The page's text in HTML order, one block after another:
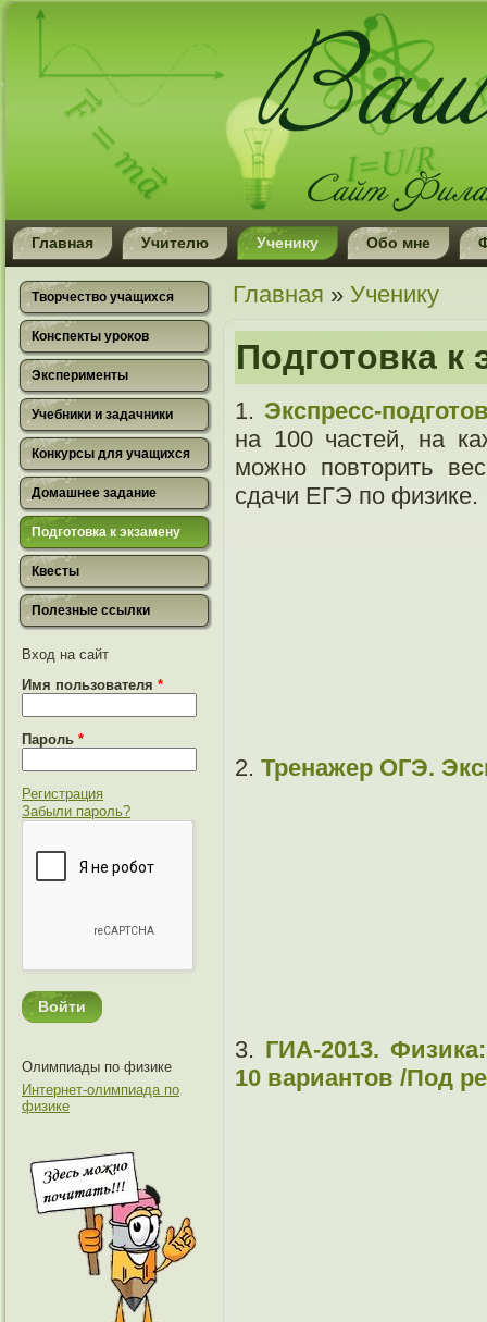
Главная Учителю Ученику Обо мне
Творчество учащихся
Конспекты уроков
Эксперименты
Учебники и задачники
Конкурсы для учащихся
Домашнее задание
Подготовка к экзамену
Квесты
Полезные ссылки
Вход на сайт
Имя пользователя *
Пароль *
Регистрация
Забыли пароль?
Олимпиады по физике
Интернет-олимпиада по
физике
Вы здесь
Главная »Ученику
Подготовка к
1. Экспресс-
на 100 частей, на
можно повторить
сдачи ЕГЭ по физике.
2. Тренажер ОГЭ.
3. ГИА-2013.
10 вариантов /Под